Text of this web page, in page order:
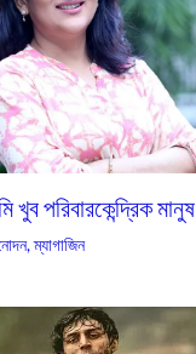
পরিবারকেন্দ্রিক মানুষ
,ম্যাগাজিন